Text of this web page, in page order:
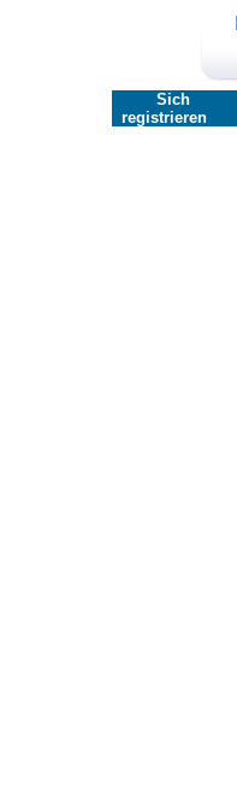
Sich
registrieren